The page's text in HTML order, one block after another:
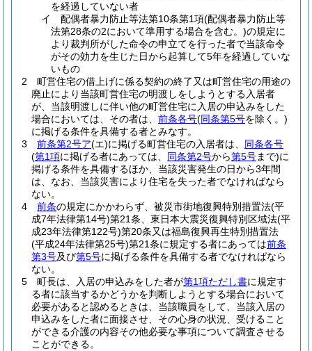
を経過していない者
イ
配偶者暴力防止等法第10条第1項(配偶者暴力防止等
法第28条の2において準用する場合を含む。)の規定に
より裁判所がした命令の申立てを行った者で当該命令
がその効力を生じた日から起算して5年を経過していな
いもの
2
町営住宅の借上げに係る契約の終了又は町営住宅の用途の
廃止により当該町営住宅の明渡しをしようとする入居者
が、当該明渡しに伴い他の町営住宅に入居の申込みをした
場合においては、その者は、 前条各号(同条第5号を除く。)
に掲げる条件を具備する者とみなす。
3
前条第2号ア(エ)に掲げる町営住宅の入居者は、 同条各号
(第1項に掲げる者にあっては、 同条第2号から第5号まで)に
掲げる条件を具備するほか、当該災害発生の日から3年間
は、なお、当該災害により住宅を失った者でなければなら
ない。
4
前条の規定にかかわらず、被災市街地復興特別措置法(平
成7年法律第14号)第21条、東日本大震災復興特別区域法(平
成23年法律第122号)第20条又は福島復興再生特別措置法
(平成24年法律第25号)第21条に規定する者にあっては前条
第3号及び第5号に掲げる条件を具備する者でなければなら
ない。
5
町長は、入居の申込みをした者が第1項ただし書に規定す
る者に該当するかどうかを判断しようとする場合において
必要があると認めるときは、当該職員をして、当該入居の
申込みをした者に面接させ、その心身の状況、受けること
ができる介護の内容その他必要な事項について調査させる
ことができる。